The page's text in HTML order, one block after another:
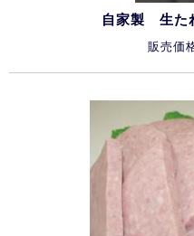
自家製 生た
販売価